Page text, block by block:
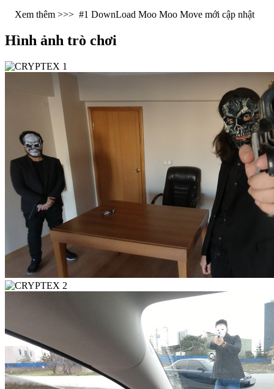
Xem thêm >>> #1 DownLoad Moo Moo Move mới cập nhật
Hình ảnh trò chơi